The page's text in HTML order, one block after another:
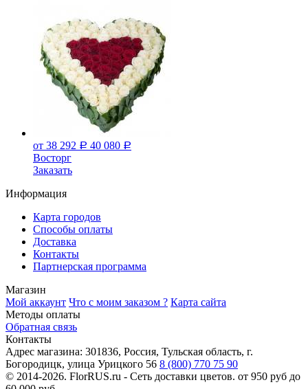
от 38 292 Р 40 080 Р
Восторг
Заказать
Информация
Карта городов
Способы оплаты
Доставка
Контакты
Партнерская программа
Магазин
Мой аккаунт Что с моим заказом ? Карта сайта
Методы оплаты
Обратная связь
Контакты
Адрес магазина: 301836, Россия, Тульская область, г.
Богородицк, улица Урицкого 56 8 (800) 770 75 90
© 2014-2026. FlorRUS.ru - Сеть доставки цветов. от 950 руб до